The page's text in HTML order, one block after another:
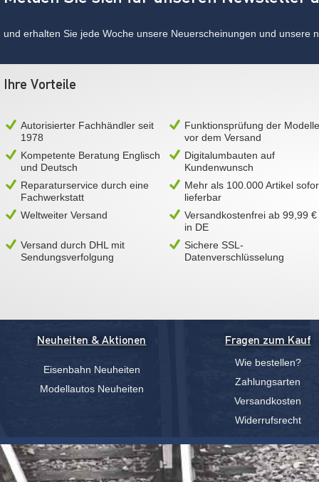
und erhalten Sie jede Woche unsere Neuerscheinungen und unsere
Ihre Vorteile
Autorisierter Fachhändler seit
1978
Funktionsprüfung der Modelle
vor dem Versand
Kompetente Beratung Englisch
und Deutsch
Digitalumbauten auf
Kundenwunsch
Reparaturservice durch eine
Fachwerkstatt
Mehr als 100.000 Artikel
lieferbar
Weltweiter Versand
Versandkostenfrei ab 99,99 €
in DE
Versand durch DHL mit
Sendungsverfolgung
Sichere SSL-
Datenverschlüsselung
Neuheiten & Aktionen
Eisenbahn Neuheiten
Modellautos Neuheiten
Fragen zum Kauf
Wie bestellen?
Zahlungsarten
Versandkosten
Widerrufsrecht